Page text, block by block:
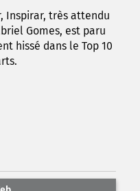
Inspirar, très attendu
Gomes, est paru
hissé dans le Top 10